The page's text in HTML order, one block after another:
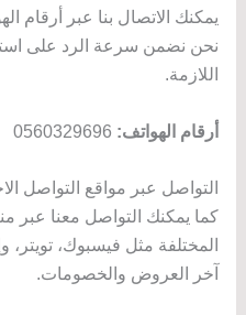
يمكنك الاتصال بنا عبر أرقام
نحن نضمن سرعة الرد على
اللازمة.
أرقام الهواتف:
التواصل عبر مواقع التواصل
كما يمكنك التواصل معنا عبر
المختلفة مثل فيسبوك،
آخر العروض والخصومات.